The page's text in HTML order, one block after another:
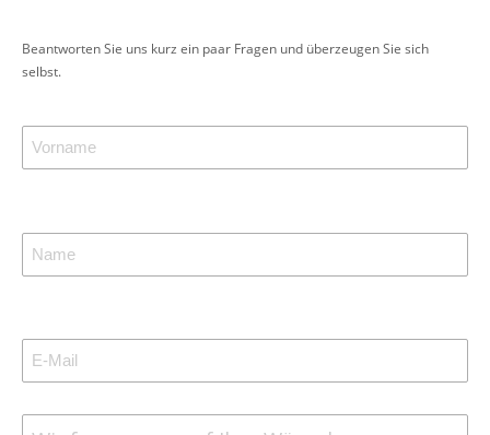
Beantworten Sie uns kurz ein paar Fragen und überzeugen Sie sich
selbst.